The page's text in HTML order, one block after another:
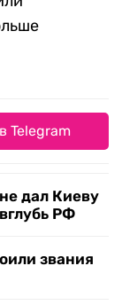
Telegram
дал Киеву
РФ
звания